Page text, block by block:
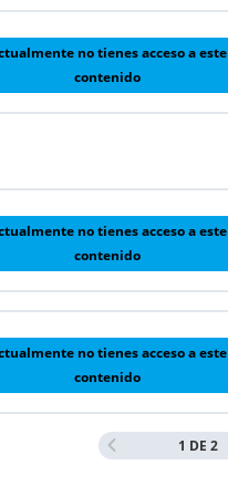
no tienes acceso a este
contenido
no tienes acceso a este
contenido
no tienes acceso a este
contenido
1 DE 2